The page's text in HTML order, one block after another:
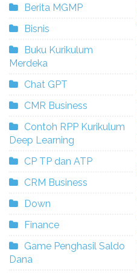
Berita MGMP
Bisnis
Buku Kurikulum
Merdeka
Chat GPT
CMR Business
Contoh RPP Kurikulum
Deep Learning
CP TP dan ATP
CRM Business
Down
Finance
Game Penghasil Saldo
Dana